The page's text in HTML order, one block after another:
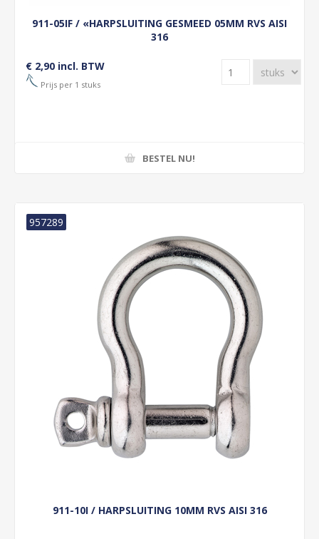
911-05IF / «HARPSLUITING GESMEED 05MM RVS AISI
316
€ 2,90 incl. BTW
Prijs per 1 stuks
BESTEL NU!
911-10I / HARPSLUITING 10MM RVS AISI 316
957289